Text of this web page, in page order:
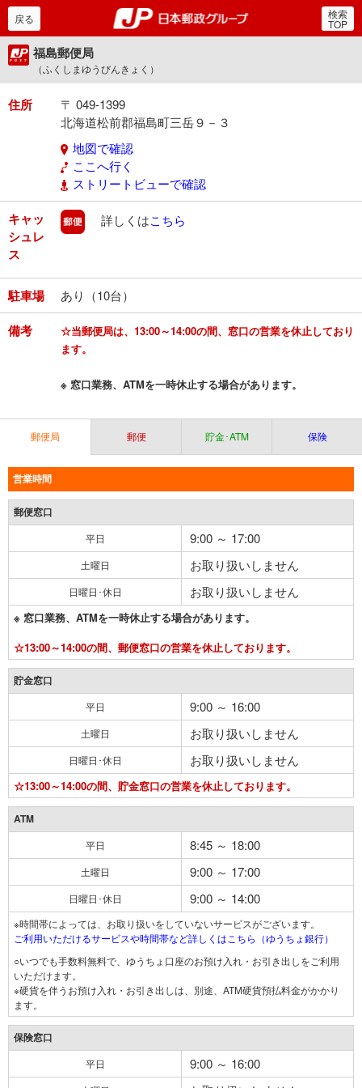
郵便局・日本郵政グルー
戻る 検索
TOP
福島郵便局
（ふくしまゆうびんきょく）
住所
〒 049-1399
北海道松前郡福島町三岳９－３
地図で確認
ここへ行く
ストリートビューで確認
キャッ
シュレ
ス
郵便
詳しくはこちら
駐車場 あり（10台）
備考
☆当郵便局は、13:00～14:00の間、窓口の営業を休止しており
ます。
※ 窓口業務、ATMを一時休止する場合があります。
郵便局 郵便 貯金･ATM 保険
営業時間
郵便窓口
平日 9:00 ～ 17:00
土曜日 お取り扱いしません
日曜日･休日 お取り扱いしません
※ 窓口業務、ATMを一時休止する場合があります。
☆13:00～14:00の間、郵便窓口の営業を休止しております。
貯金窓口
平日 9:00 ～ 16:00
土曜日 お取り扱いしません
日曜日･休日 お取り扱いしません
☆13:00～14:00の間、貯金窓口の営業を休止しております。
ATM
平日 8:45 ～ 18:00
土曜日 9:00 ～ 17:00
日曜日･休日 9:00 ～ 14:00
※時間帯によっては、お取り扱いをしていないサービスがございます。
ご利用いただけるサービスや時間帯など詳しくはこちら（ゆうちょ銀行）
○いつでも手数料無料で、ゆうちょ口座のお預け入れ・お引き出しをご利用
いただけます。
※硬貨を伴うお預け入れ・お引き出しは、別途、ATM硬貨預払料金がかかり
ます。
保険窓口
平日 9:00 ～ 16:00